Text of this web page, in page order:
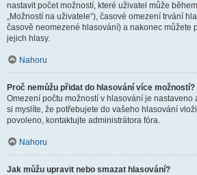
nastavit počet možností, které uživatel může
„Možností na uživatele“), časové omezení trvání
časově neomezené hlasování) a nakonec můžete
jejich hlasy.
Nahoru
Proč nemůžu přidat do hlasování více možností?
Omezení počtu možností v hlasování je nastaveno
si myslíte, že potřebujete do vašeho hlasování
povoleno, kontaktujte administrátora fóra.
Nahoru
Jak můžu upravit nebo smazat hlasování?